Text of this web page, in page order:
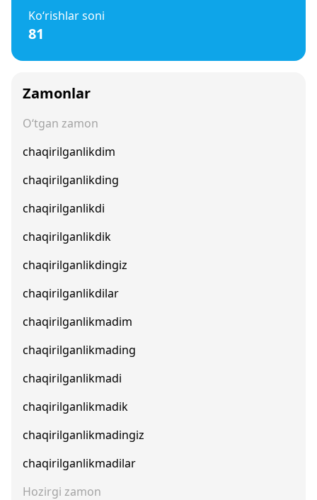
Ko‘rishlar soni
81
Zamonlar
O‘tgan zamon
chaqirilganlikdim
chaqirilganlikding
chaqirilganlikdi
chaqirilganlikdik
chaqirilganlikdingiz
chaqirilganlikdilar
chaqirilganlikmadim
chaqirilganlikmading
chaqirilganlikmadi
chaqirilganlikmadik
chaqirilganlikmadingiz
chaqirilganlikmadilar
Hozirgi zamon